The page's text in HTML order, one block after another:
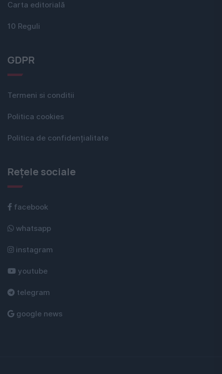
Carta editorială
10 Reguli
GDPR
Termeni si conditii
Politica cookies
Politica de confidențialitate
Rețele sociale
facebook
whatsapp
instagram
youtube
telegram
google news